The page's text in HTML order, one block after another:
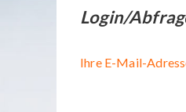
Login/
Ihre E-Mail-